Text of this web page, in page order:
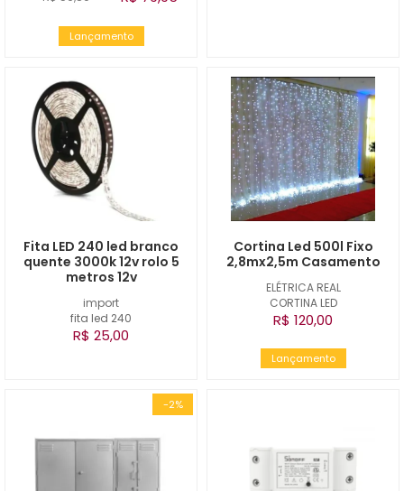
Lançamento
import
fita led 240
Fita LED 240 led branco
quente 3000k 12v rolo 5
metros 12v
R$ 25,00
ELÉTRICA REAL
CORTINA LED
Cortina Led 500l Fixo
2,8mx2,5m Casamento
R$ 120,00
Lançamento
-2%